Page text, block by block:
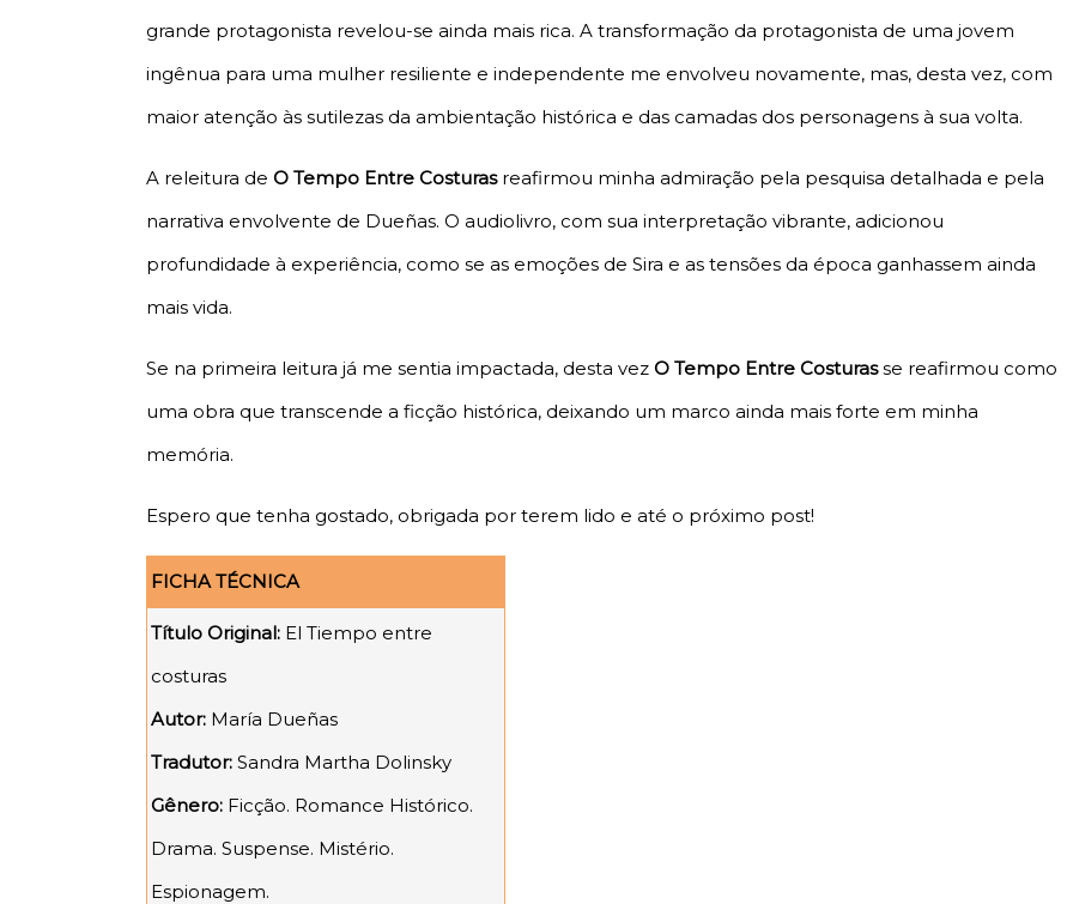
grande protagonista revelou-se ainda mais rica. A transformação da protagonista de uma jovem
ingênua para uma mulher resiliente e independente me envolveu novamente, mas, desta vez, com
maior atenção às sutilezas da ambientação histórica e das camadas dos personagens à sua volta.
A releitura de O Tempo Entre Costurasreafirmou minha admiração pela pesquisa detalhada e pela
narrativa envolvente de Dueñas. O audiolivro, com sua interpretação vibrante, adicionou
profundidade à experiência, como se as emoções de Sira e as tensões da época ganhassem ainda
mais vida.
Se na primeira leitura já me sentia impactada, desta vez O Tempo Entre Costurasse reafirmou como
uma obra que transcende a ficção histórica, deixando um marco ainda mais forte em minha
memória.
Espero que tenha gostado, obrigada por terem lido e até o próximo post!
FICHA TÉCNICA
Título Original: El Tiempo entre
costuras
Autor: María Dueñas
Tradutor: Sandra Martha Dolinsky
Gênero: Ficção. Romance Histórico.
Drama. Suspense. Mistério.
Espionagem.